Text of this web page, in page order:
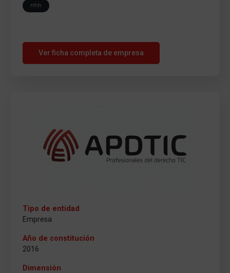
rrhh
Ver ficha completa de empresa
Tipo de entidad
Empresa
Año de constitución
2016
Dimensión